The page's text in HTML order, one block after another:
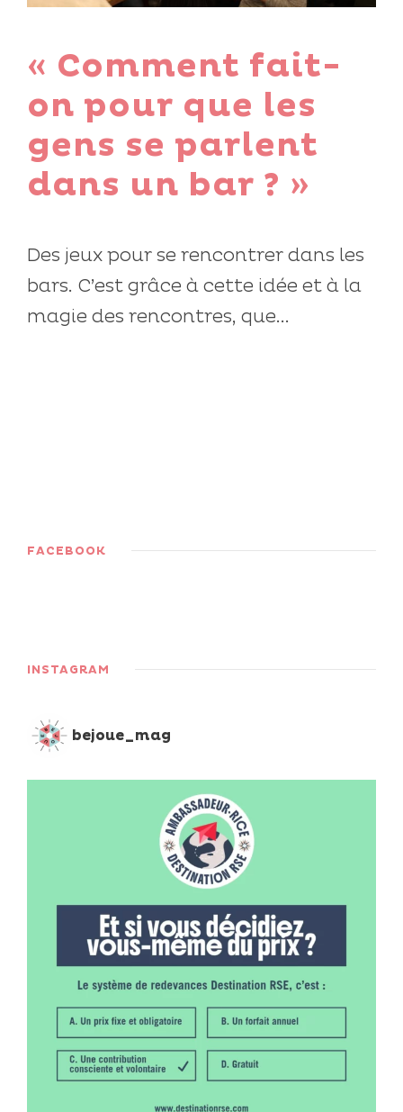
« Comment fait-
on pour que les
gens se parlent
dans un bar ? »
Des jeux pour se rencontrer dans les
bars. C’est grâce à cette idée et à la
magie des rencontres, que...
FACEBOOK
INSTAGRAM
bejoue_mag